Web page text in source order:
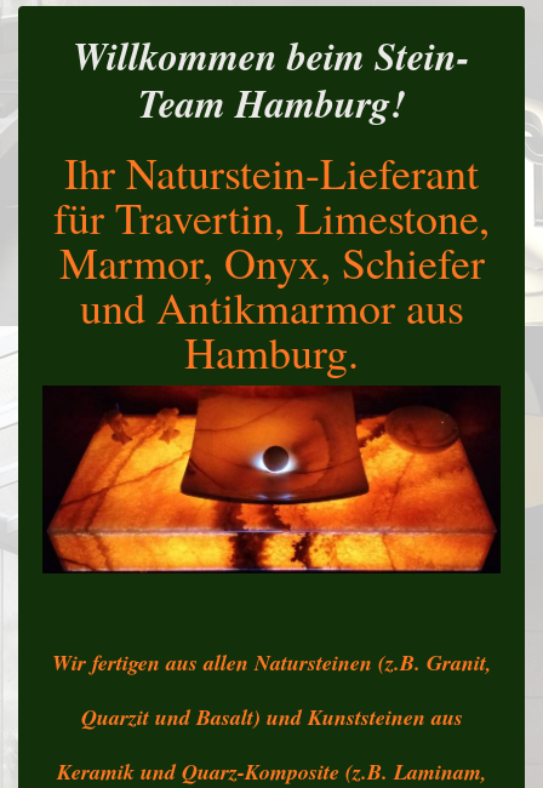
Willkommen beim Stein-
Team Hamburg!
Ihr Naturstein-Lieferant
für Travertin, Limestone,
Marmor, Onyx, Schiefer
und Antikmarmor aus
Hamburg.
Wir fertigen aus allen Natursteinen (z.B. Granit,
Quarzit und Basalt) und Kunststeinen aus
Keramik und Quarz-Komposite (z.B. Laminam,